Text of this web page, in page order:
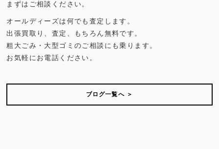
まずはご相談ください。
オールディーズは何でも査定します。
出張買取り、査定、もちろん無料です。
粗大ごみ・大型ゴミのご相談にも乗ります。
お気軽にお電話ください。
ブログ一覧へ ＞